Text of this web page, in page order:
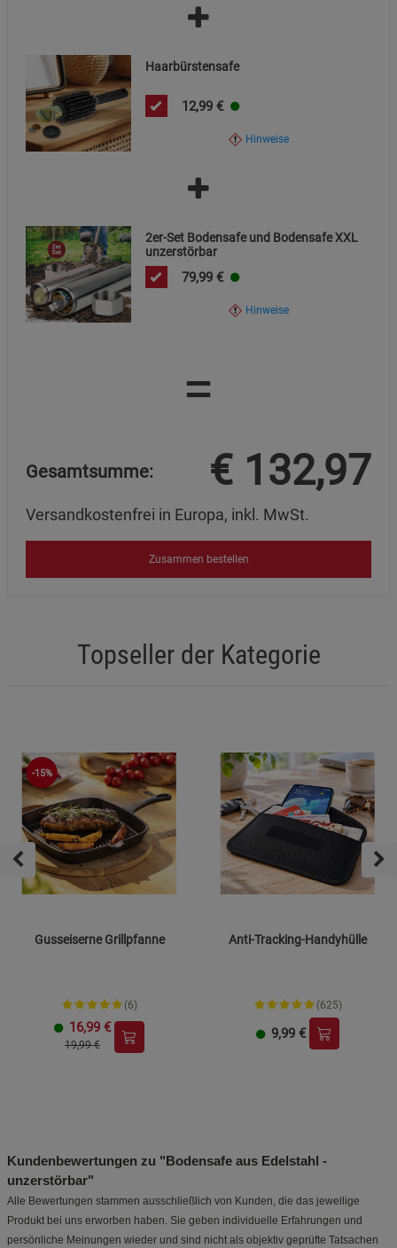
Haarbürstensafe
12,99 €
Hinweise
2er-Set Bodensafe und Bodensafe XXL
unzerstörbar
79,99 €
Hinweise
=
Gesamtsumme: € 132,97
Versandkostenfrei in Europa, inkl. MwSt.
Zusammen bestellen
Topseller der Kategorie
-15%
Gusseiserne Grillpfanne
(6)
16,99 €
19,99 €
Anti-Tracking-Handyhülle
(625)
9,99 €
Kundenbewertungen zu "Bodensafe aus Edelstahl -
unzerstörbar"
Alle Bewertungen stammen ausschließlich von Kunden, die das jeweilige
Produkt bei uns erworben haben. Sie geben individuelle Erfahrungen und
persönliche Meinungen wieder und sind nicht als objektiv geprüfte Tatsachen
Statistik Cookies (2)
Cookie-Informationen
Marketing Cookies (3)
Cookie-Informationen
Datenschutzerklärung Impressum